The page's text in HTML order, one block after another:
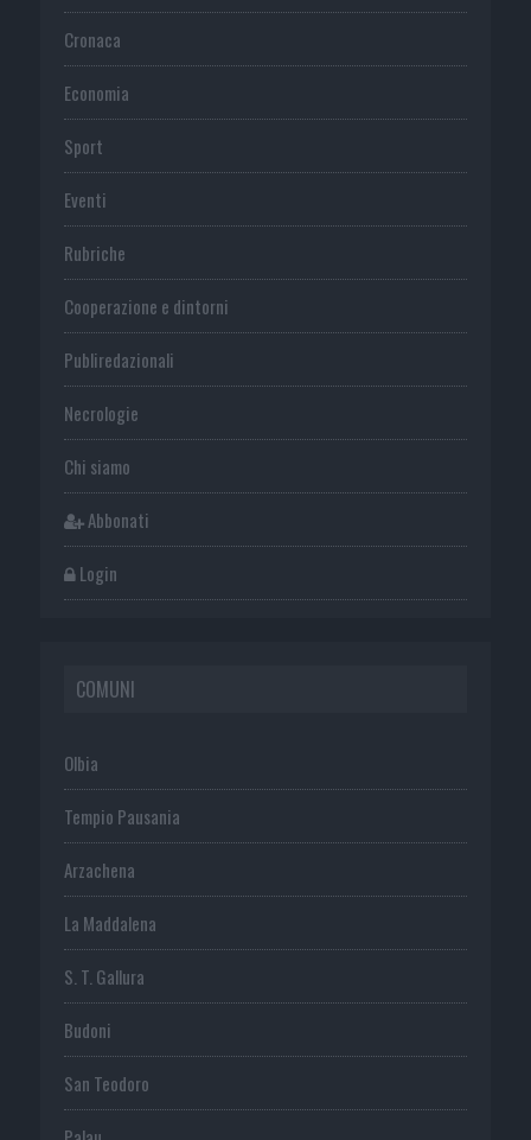
Cronaca
Economia
Sport
Eventi
Rubriche
Cooperazione e dintorni
Publiredazionali
Necrologie
Chi siamo
Abbonati
Login
COMUNI
Olbia
Tempio Pausania
Arzachena
La Maddalena
S. T. Gallura
Budoni
San Teodoro